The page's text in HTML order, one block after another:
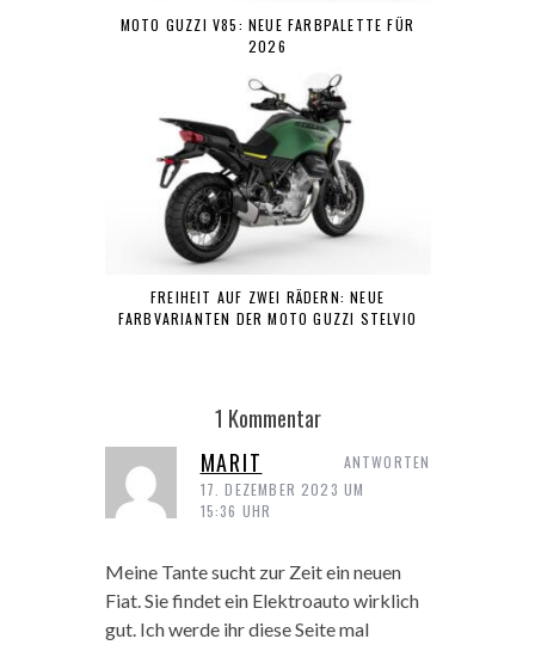
MOTO GUZZI V85: NEUE FARBPALETTE FÜR
2026
FREIHEIT AUF ZWEI RÄDERN: NEUE
FARBVARIANTEN DER MOTO GUZZI STELVIO
1 Kommentar
MARIT
17. DEZEMBER 2023 UM
15:36 UHR
Meine Tante sucht zur Zeit ein neuen
Fiat. Sie findet ein Elektroauto wirklich
gut. Ich werde ihr diese Seite mal
ANTWORTEN